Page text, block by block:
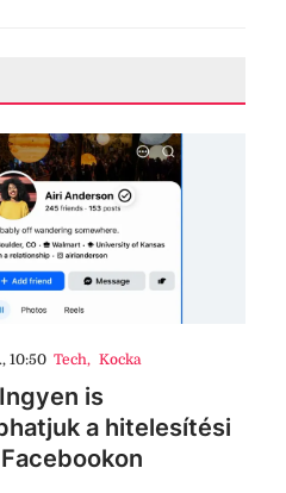
10:50 Tech, Kocka
is
a hitelesítési